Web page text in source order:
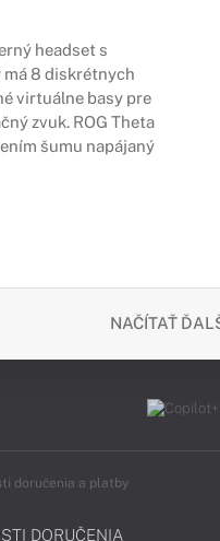
headset s
8 diskrétnych
virtuálne basy pre
zvuk. ROG Theta
šumu napájaný
NAČÍTAŤ
DORUČENIA